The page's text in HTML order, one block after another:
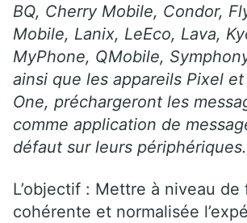
BQ, Cherry Mobile, Condor,
Mobile, Lanix, LeEco, Lava,
MyPhone, QMobile,
ainsi que les appareils Pixel
One, préchargeront les
comme application de
défaut sur leurs périphériques.
L’objectif : Mettre à niveau de
cohérente et normalisée